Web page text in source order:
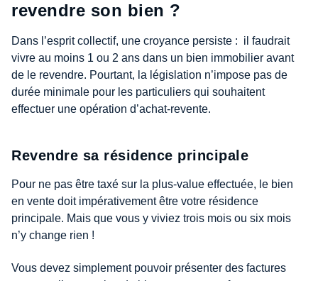
revendre son bien ?
Dans l’esprit collectif, une croyance persiste : il faudrait
vivre au moins 1 ou 2 ans dans un bien immobilier avant
de le revendre. Pourtant, la législation n’impose pas de
durée minimale pour les particuliers qui souhaitent
effectuer une opération d’achat-revente.
Revendre sa résidence principale
Pour ne pas être taxé sur la plus-value effectuée, le bien
en vente doit impérativement être votre résidence
principale. Mais que vous y viviez trois mois ou six mois
n’y change rien !
Vous devez simplement pouvoir présenter des factures